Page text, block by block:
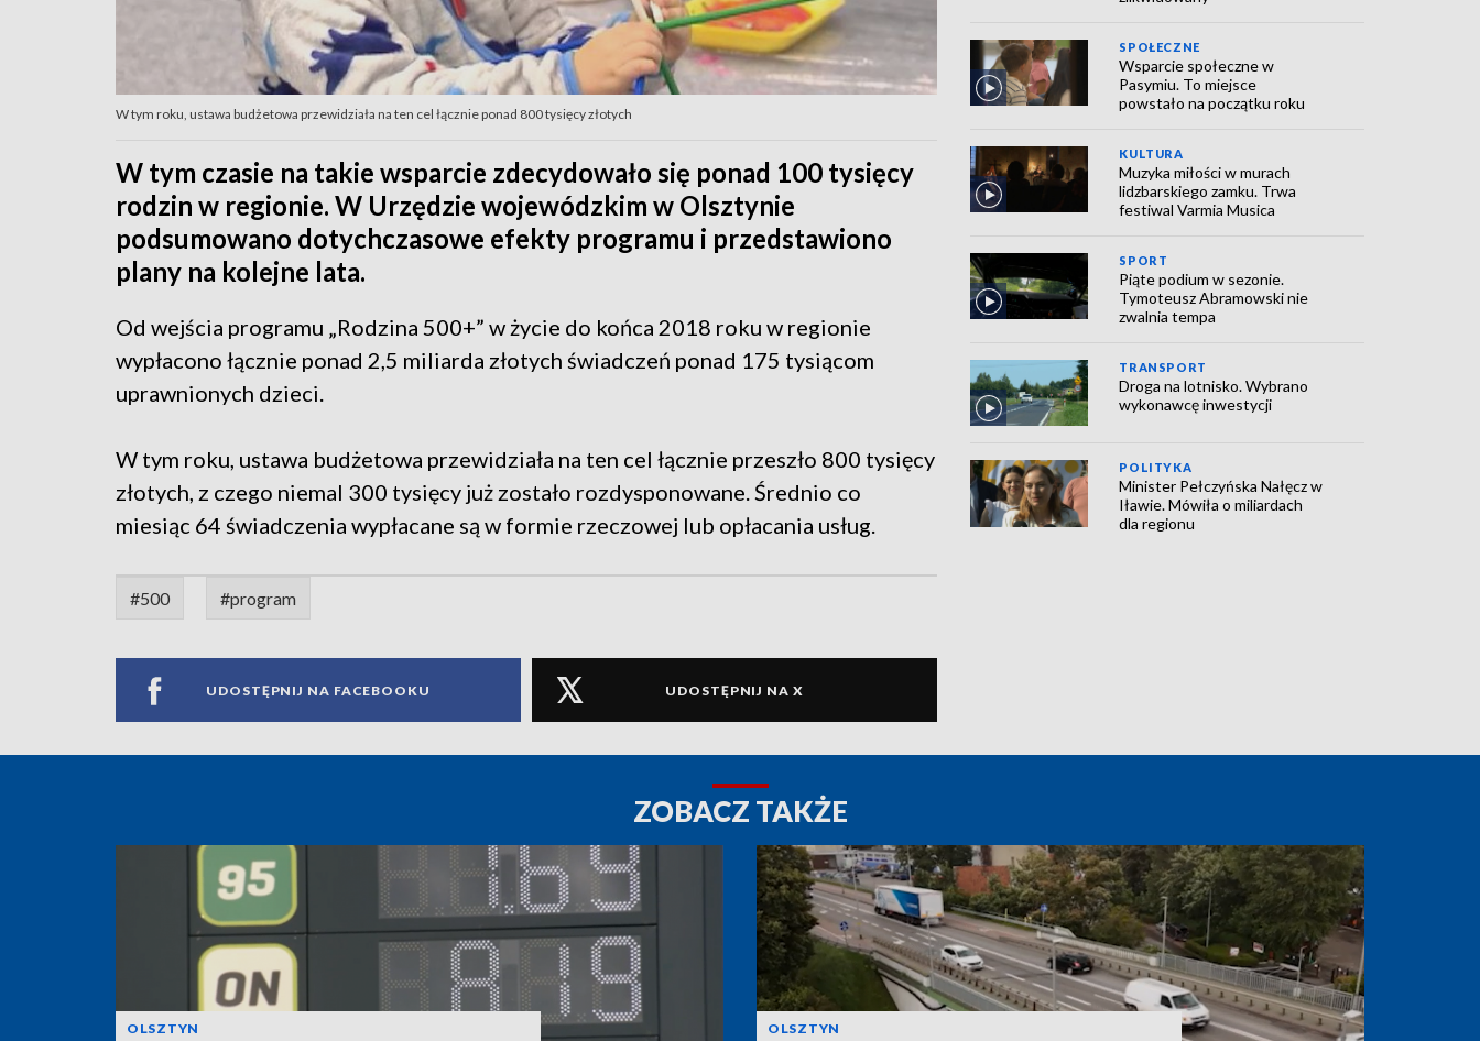
W tym roku, ustawa budżetowa przewidziała na ten cel łącznie ponad 800 tysięcy złotych
W tym czasie na takie wsparcie zdecydowało się ponad 100 tysięcy
rodzin w regionie. W Urzędzie wojewódzkim w Olsztynie
podsumowano dotychczasowe efekty programu i przedstawiono
plany na kolejne lata.
Od wejścia programu „Rodzina 500+” w życie do końca 2018 roku w regionie
wypłacono łącznie ponad 2,5 miliarda złotych świadczeń ponad 175 tysiącom
uprawnionych dzieci.
W tym roku, ustawa budżetowa przewidziała na ten cel łącznie przeszło 800 tysięcy
złotych, z czego niemal 300 tysięcy już zostało rozdysponowane. Średnio co
miesiąc 64 świadczenia wypłacane są w formie rzeczowej lub opłacania usług.
#500 #program
UDOSTĘPNIJ NA FACEBOOKU UDOSTĘPNIJ NA X
SPOŁECZNE
Wsparcie społeczne w
Pasymiu. To miejsce
powstało na początku roku
KULTURA
Muzyka miłości w murach
lidzbarskiego zamku. Trwa
festiwal Varmia Musica
SPORT
Piąte podium w sezonie.
Tymoteusz Abramowski nie
zwalnia tempa
TRANSPORT
Droga na lotnisko. Wybrano
wykonawcę inwestycji
POLITYKA
Minister Pełczyńska Nałęcz w
Iławie. Mówiła o miliardach
dla regionu
ZOBACZ TAKŻE
OLSZTYN OLSZTYN